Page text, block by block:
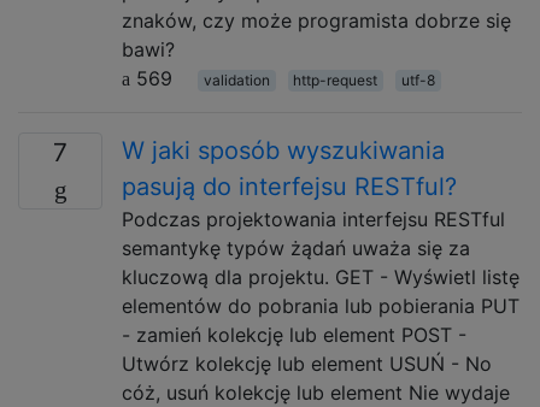
znaków, czy może programista dobrze się
bawi?
569
validation http-request utf-8
7
W jaki sposób wyszukiwania
pasują do interfejsu RESTful?
Podczas projektowania interfejsu RESTful
semantykę typów żądań uważa się za
kluczową dla projektu. GET - Wyświetl listę
elementów do pobrania lub pobierania PUT
- zamień kolekcję lub element POST -
Utwórz kolekcję lub element USUŃ - No
cóż, usuń kolekcję lub element Nie wydaje